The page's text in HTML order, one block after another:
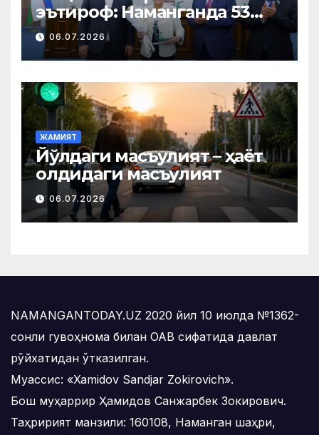
эътироф: Наманганда 53
нафар нуроний «Меҳнат
фахрийси» кўкрак нишони
билан тақдирланди
06.07.2026
ЖАМИЯТ
Йўлдаги масъулият – ҳаёт
олдидаги масъулият
06.07.2026
NAMANGANTODAY.UZ 2020 йил 10 июлда №1362-
сонли гувоҳнома билан ОАВ сифатида давлат
рўйхатидан ўтказилган.
Муассис: «Xamidov Sandjar Zokirovich».
Бош муҳаррир Ҳамидов Санжарбек Зокирович.
Таҳририят манзили: 160108, Наманган шаҳри,